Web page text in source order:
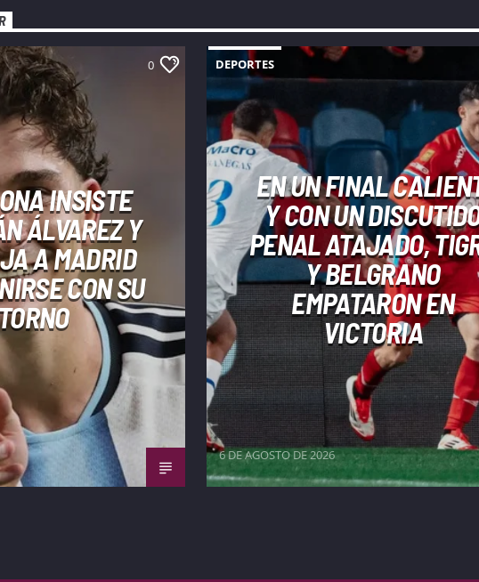
0
INSISTE
ÁLVAREZ Y
A MADRID
CON SU
DEPORTES
EN UN FINAL
Y CON UN
PENAL ATAJADO,
Y BELGRANO
EMPATARON EN
VICTORIA
6 DE AGOSTO DE 2026